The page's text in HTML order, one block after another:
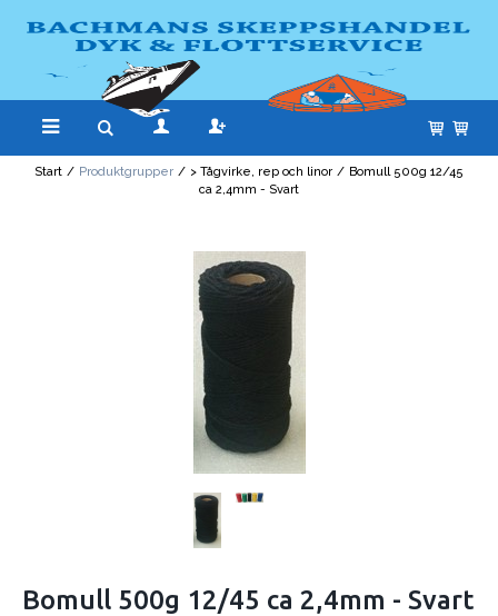
Start / Produktgrupper / > Tågvirke, rep och linor / Bomull 500g 12/45
ca 2,4mm - Svart
Bomull 500g 12/45 ca 2,4mm - Svart